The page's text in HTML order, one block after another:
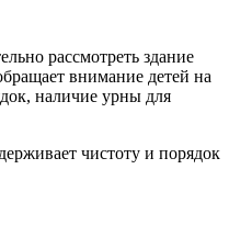
рассмотреть здание
внимание детей на
наличие урны для
чистоту и порядок